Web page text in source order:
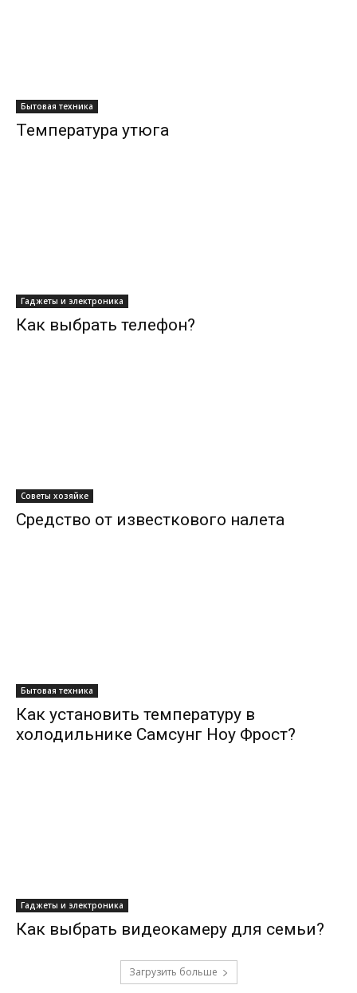
Бытовая техника
Температура утюга
Гаджеты и электроника
Как выбрать телефон?
Советы хозяйке
Средство от известкового налета
Бытовая техника
Как установить температуру в
холодильнике Самсунг Ноу Фрост?
Гаджеты и электроника
Как выбрать видеокамеру для семьи?
Загрузить больше